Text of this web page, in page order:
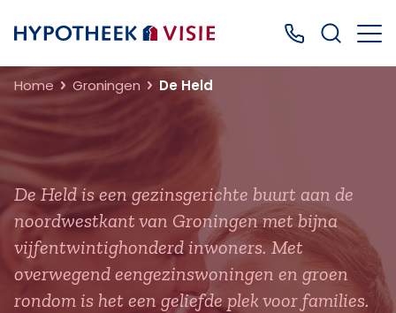
Terug naar home Bel ons: 0499
Home Groningen De Held
De Held is een gezinsgerichte buurt aan de
noordwestkant van Groningen met bijna
vijfentwintighonderd inwoners. Met
overwegend eengezinswoningen en groen
rondom is het een geliefde plek voor families.